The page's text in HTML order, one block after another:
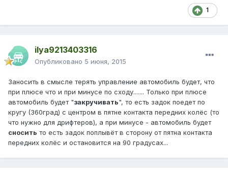
1
ilya9213403316
Опубликовано 5 июня, 2015
Заносить в смысле терять управление автомобиль будет, что
при плюсе что и при минусе по сходу....... Только при плюсе
автомобиль будет "закручивать", то есть задок поедет по
кругу (360град) с центром в пятне контакта передних колёс (то
что нужно для дрифтеров), а при минусе - автомобиль будет
сносить то есть задок поплывёт в сторону от пятна контакта
передних колёс и остановится на 90 градусах...